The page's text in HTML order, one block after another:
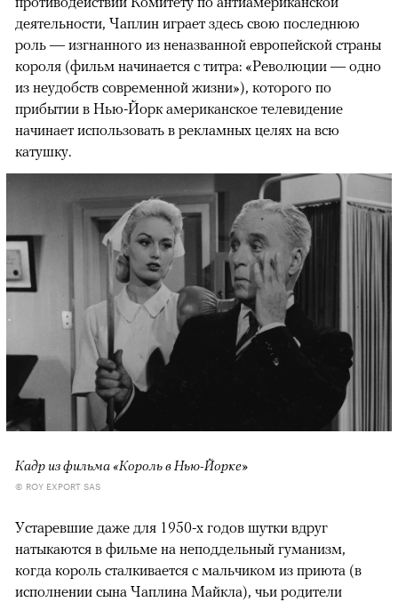
деятельности, Чаплин играет здесь свою последнюю
роль — изгнанного из неназванной европейской страны
короля (фильм начинается с титра: «Революции — одно
из неудобств современной жизни»), которого по
прибытии в Нью-Йорк американское телевидение
начинает использовать в рекламных целях на всю
катушку.
Кадр из фильма «Король в Нью-Йорке»
© ROY EXPORT SAS
Устаревшие даже для 1950-х годов шутки вдруг
натыкаются в фильме на неподдельный гуманизм,
когда король сталкивается с мальчиком из приюта (в
исполнении сына Чаплина Майкла), чьи родители